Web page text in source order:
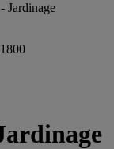
Jardinage